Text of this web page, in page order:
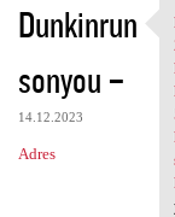
Dunkinrun
sonyou –
14.12.2023
Adres